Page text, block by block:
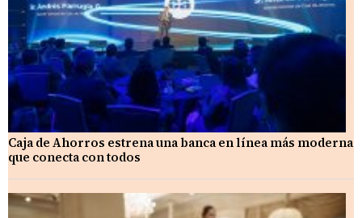
Caja de Ahorros estrena una banca en línea más moderna
que conecta con todos